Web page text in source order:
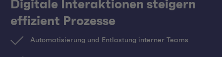
Digitale Interaktionen steigern
effizient Prozesse
Automatisierung und Entlastung interner Teams